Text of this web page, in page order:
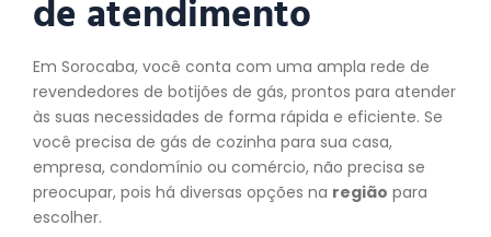
de atendimento
Em Sorocaba, você conta com uma ampla rede de
revendedores de botijões de gás, prontos para atender
às suas necessidades de forma rápida e eficiente. Se
você precisa de gás de cozinha para sua casa,
empresa, condomínio ou comércio, não precisa se
preocupar, pois há diversas opções na região para
escolher.